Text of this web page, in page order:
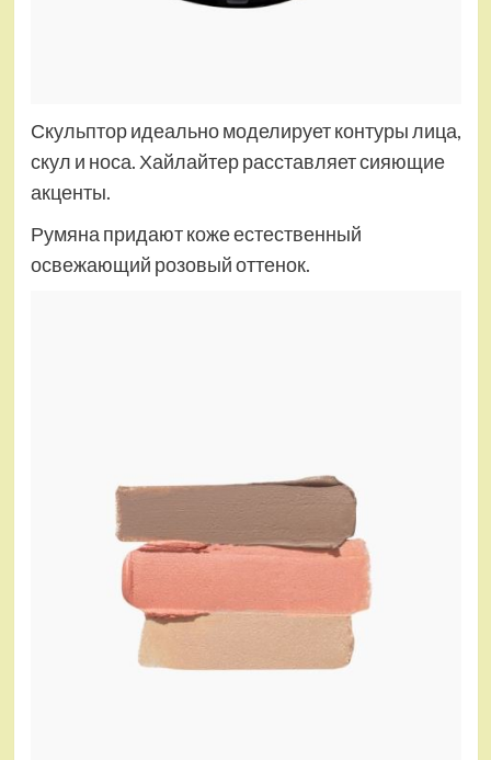
Скульптор идеально моделирует контуры лица,
скул и носа. Хайлайтер расставляет сияющие
акценты.
Румяна придают коже естественный
освежающий розовый оттенок.